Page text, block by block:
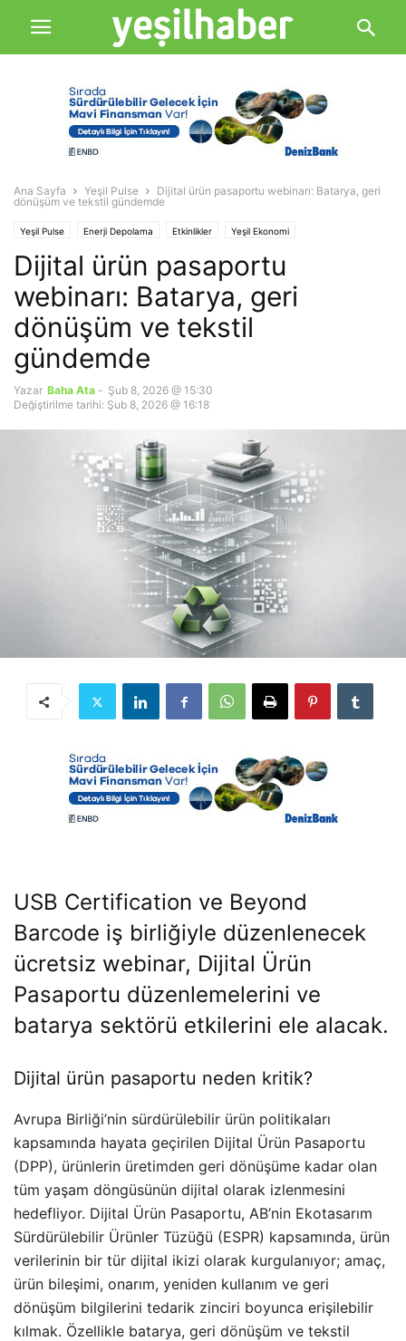
Ana Sayfa Yeşil Pulse
Dijital ürün pasaportu webinarı: Batarya, geri
dönüşüm ve tekstil gündemde
Yeşil Pulse Enerji Depolama Etkinlikler Yeşil Ekonomi
Dijital ürün pasaportu
webinarı: Batarya, geri
dönüşüm ve tekstil
gündemde
Yazar Baha Ata - Şub 8, 2026 @ 15:30
Değiştirilme tarihi: Şub 8, 2026 @ 16:18
USB Certification ve Beyond
Barcode iş birliğiyle düzenlenecek
ücretsiz webinar, Dijital Ürün
Pasaportu düzenlemelerini ve
batarya sektörü etkilerini ele alacak.
Dijital ürün pasaportu neden kritik?
Avrupa Birliği’nin sürdürülebilir ürün politikaları
kapsamında hayata geçirilen Dijital Ürün Pasaportu
(DPP), ürünlerin üretimden geri dönüşüme kadar olan
tüm yaşam döngüsünün dijital olarak izlenmesini
hedefliyor. Dijital Ürün Pasaportu, AB’nin Ekotasarım
Sürdürülebilir Ürünler Tüzüğü (ESPR) kapsamında, ürün
verilerinin bir tür dijital ikizi olarak kurgulanıyor; amaç,
ürün bileşimi, onarım, yeniden kullanım ve geri
dönüşüm bilgilerini tedarik zinciri boyunca erişilebilir
kılmak. Özellikle batarya, geri dönüşüm ve tekstil